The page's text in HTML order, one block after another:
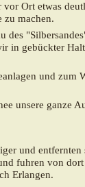
Ort etwas
zu machen.
in gebückter
und zum
unsere ganze
und
fuhren von
Erlangen.